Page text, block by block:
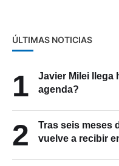
ÚLTIMAS NOTICIAS
1
Javier Milei llega
agenda?
2
Tras seis meses
vuelve a recibir